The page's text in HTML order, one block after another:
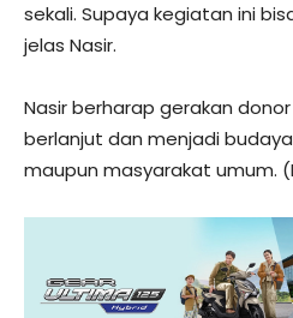
sekali. Supaya kegiatan ini
jelas Nasir.
Nasir berharap gerakan
berlanjut dan menjadi budaya
maupun masyarakat umum.